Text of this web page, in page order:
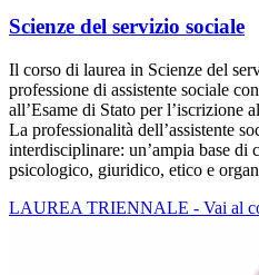
Scienze del servizio sociale
Il corso di laurea in Scienze del
professione di assistente sociale
all’Esame di Stato per l’iscrizione
La professionalità dell’assistente
interdisciplinare: un’ampia base di
psicologico, giuridico, etico e
LAUREA TRIENNALE - Vai al